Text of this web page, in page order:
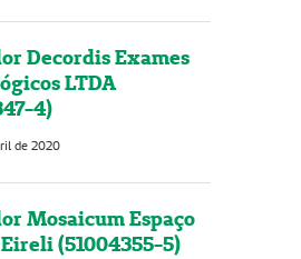
Decordis Exames
LTDA
4)
de 2020
Mosaicum Espaço
(51004355-5)